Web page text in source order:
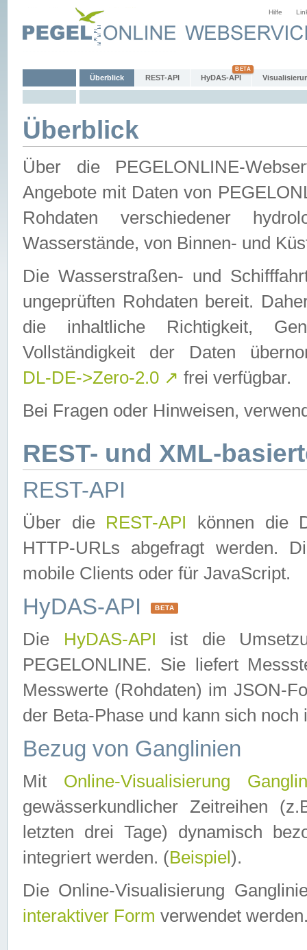
Hilfe
Überblick REST-API HyDAS-API
Überblick
Über die PEGELONLINE-
Angebote mit Daten von
Rohdaten verschiedener
Wasserstände, von Binnen- und
Die Wasserstraßen- und
ungeprüften Rohdaten bereit.
die inhaltliche Richtigkeit,
Vollständigkeit der Daten
DL-DE->Zero-2.0 ↗ frei verfügbar.
Bei Fragen oder Hinweisen,
REST- und XML-
REST-API
Über die REST-API können die
HTTP-URLs abgefragt werden.
mobile Clients oder für JavaScript.
HyDAS-API BETA
Die HyDAS-API ist die
PEGELONLINE. Sie liefert
Messwerte (Rohdaten) im JSON-
der Beta-Phase und kann sich noch
Bezug von Ganglinien
Mit Online-Visualisierung
gewässerkundlicher Zeitreihen
letzten drei Tage) dynamisch
integriert werden. (Beispiel ).
Die Online-Visualisierung
interaktiver Form verwendet